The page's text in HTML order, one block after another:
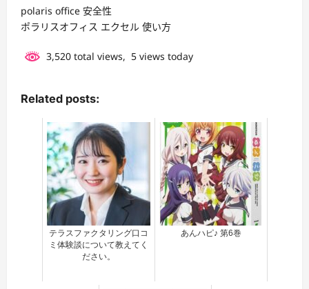
polaris office 安全性
ポラリスオフィス エクセル 使い方
3,520 total views, 5 views today
Related posts:
テラスファクタリング口コ
ミ体験談について教えてく
ださい。
あんハピ♪ 第6巻